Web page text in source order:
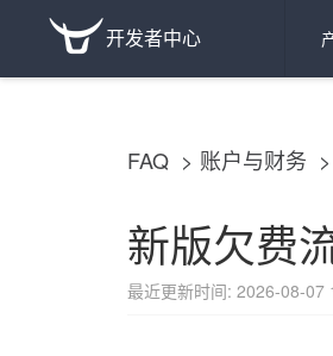
开发者中心
FAQ 账户与财务
新版欠费
最近更新时间: 2026-08-07